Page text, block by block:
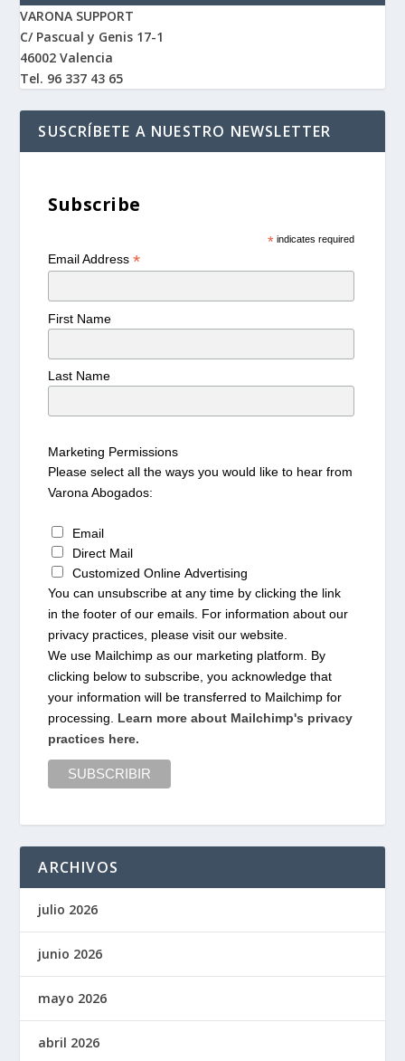
VARONA SUPPORT
C/ Pascual y Genis 17-1
46002 Valencia
Tel. 96 337 43 65
SUSCRÍBETE A NUESTRO NEWSLETTER
Subscribe
*indicates required
Email Address*
First Name
Last Name
Marketing Permissions
Please select all the ways you would like to hear from
Varona Abogados:
Email
Direct Mail
Customized Online Advertising
You can unsubscribe at any time by clicking the link
in the footer of our emails. For information about our
privacy practices, please visit our website.
We use Mailchimp as our marketing platform. By
clicking below to subscribe, you acknowledge that
your information will be transferred to Mailchimp for
processing. Learn more about Mailchimp's privacy
practices here.
ARCHIVOS
julio 2026
junio 2026
mayo 2026
abril 2026